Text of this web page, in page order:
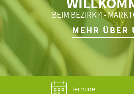
BEIM BEZIRK 4 -
MEHR ÜBER
Termine